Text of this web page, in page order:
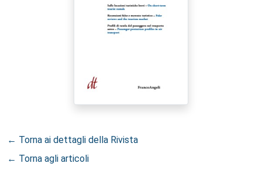
← Torna ai dettagli della Rivista
← Torna agli articoli